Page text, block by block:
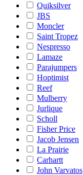
Quiksilver
JBS
Moncler
Saint Tropez
Nespresso
Lamaze
Parajumpers
Hoptimist
Reef
Mulberry
Jurlique
Scholl
Fisher Price
Jacob Jensen
La Prairie
Carhartt
John Varvatos